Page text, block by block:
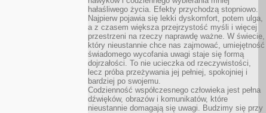
hałaśliwego życia. Efekty przychodzą stopniowo.
Najpierw pojawia się lekki dyskomfort, potem ulga,
a z czasem większa przejrzystość myśli i więcej
przestrzeni na rzeczy naprawdę ważne. W świecie,
który nieustannie chce nas zajmować, umiejętność
świadomego wycofania uwagi staje się formą
dojrzałości. To nie ucieczka od rzeczywistości,
lecz próba przeżywania jej pełniej, spokojniej i
bardziej po swojemu.
Codzienność współczesnego człowieka jest pełna
dźwięków, obrazów i komunikatów, które
nieustannie domagają się uwagi. Budzimy się przy